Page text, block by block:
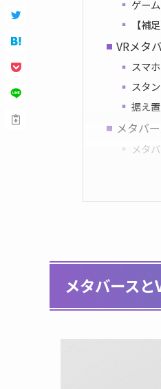
ゲー
【補
VRメタ
スマ
スタ
据え
メタバ
メタ
メタバース